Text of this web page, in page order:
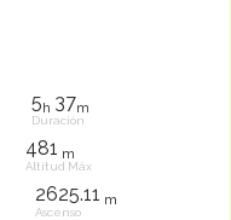
5h 37m
Duración
481 m
Altitud Máx
2625.11 m
Ascenso